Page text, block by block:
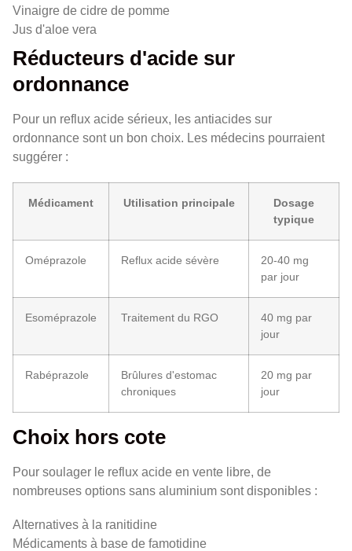
Vinaigre de cidre de pomme
Jus d'aloe vera
Réducteurs d'acide sur
ordonnance
Pour un reflux acide sérieux, les antiacides sur
ordonnance sont un bon choix. Les médecins pourraient
suggérer :
Médicament Utilisation principale
Dosage
typique
Oméprazole Reflux acide sévère
20-40 mg
par jour
Esoméprazole Traitement du RGO
40 mg par
jour
Rabéprazole
Brûlures d'estomac
chroniques
20 mg par
jour
Choix hors cote
Pour soulager le reflux acide en vente libre, de
nombreuses options sans aluminium sont disponibles :
Alternatives à la ranitidine
Médicaments à base de famotidine